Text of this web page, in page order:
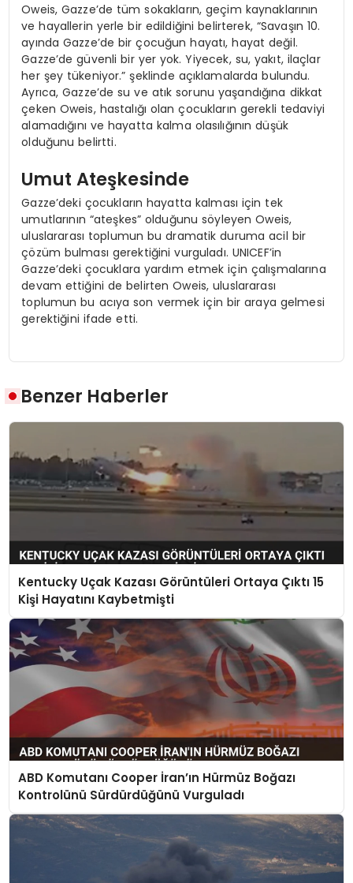
Oweis, Gazze’de tüm sokakların, geçim kaynaklarının
ve hayallerin yerle bir edildiğini belirterek, “Savaşın 10.
ayında Gazze’de bir çocuğun hayatı, hayat değil.
Gazze’de güvenli bir yer yok. Yiyecek, su, yakıt, ilaçlar
her şey tükeniyor.” şeklinde açıklamalarda bulundu.
Ayrıca, Gazze’de su ve atık sorunu yaşandığına dikkat
çeken Oweis, hastalığı olan çocukların gerekli tedaviyi
alamadığını ve hayatta kalma olasılığının düşük
olduğunu belirtti.
Umut Ateşkesinde
Gazze’deki çocukların hayatta kalması için tek
umutlarının “ateşkes” olduğunu söyleyen Oweis,
uluslararası toplumun bu dramatik duruma acil bir
çözüm bulması gerektiğini vurguladı. UNICEF’in
Gazze’deki çocuklara yardım etmek için çalışmalarına
devam ettiğini de belirten Oweis, uluslararası
toplumun bu acıya son vermek için bir araya gelmesi
gerektiğini ifade etti.
Benzer Haberler
Kentucky Uçak Kazası Görüntüleri Ortaya Çıktı 15
Kişi Hayatını Kaybetmişti
ABD Komutanı Cooper İran’ın Hürmüz Boğazı
Kontrolünü Sürdürdüğünü Vurguladı